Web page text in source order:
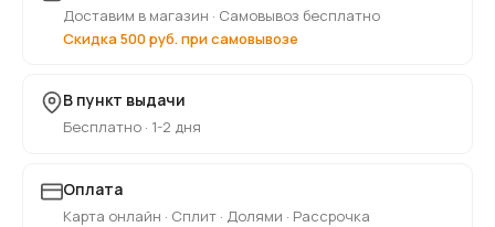
Доставим в магазин · Самовывоз бесплатно
Скидка 500 руб. при самовывозе
В пункт выдачи
Бесплатно · 1-2 дня
Оплата
Карта онлайн · Сплит · Долями · Рассрочка